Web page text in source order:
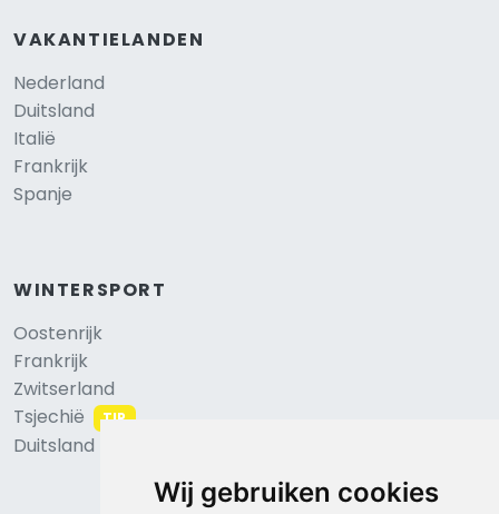
Wij gebruiken cookies
VAKANTIELANDEN
Nederland
Duitsland
Italië
Frankrijk
Spanje
WINTERSPORT
Oostenrijk
Frankrijk
Zwitserland
Tsjechië
TIP
Duitsland